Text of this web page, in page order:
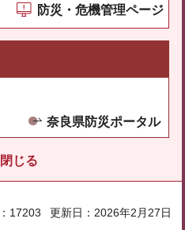
防災・危機管理ページ
奈良県防災ポータル
閉じる
17203 更新日：2026年2月27日